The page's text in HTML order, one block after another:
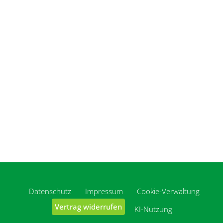
Datenschutz Impressum
Cookie-Verwaltung
Vertrag widerrufen
KI-Nutzung